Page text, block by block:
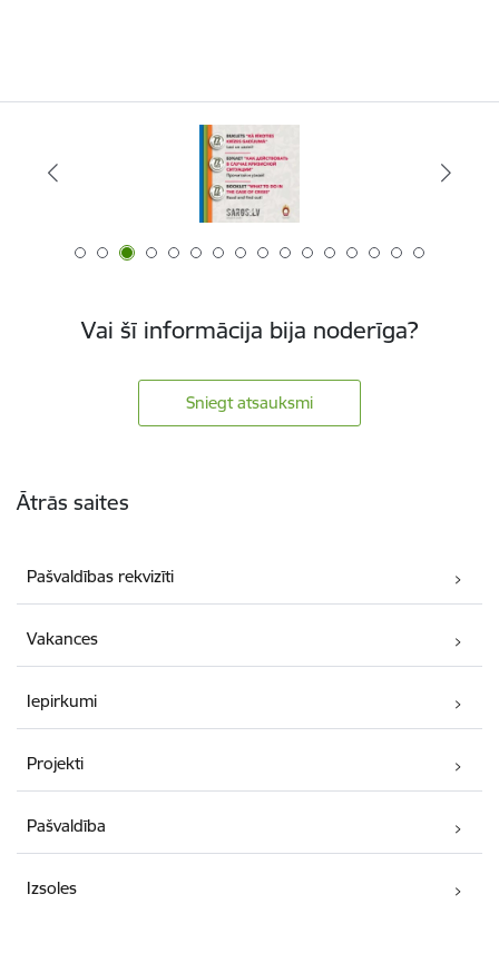
Vai šī informācija bija noderīga?
Sniegt atsauksmi
Ātrās saites
Pašvaldības rekvizīti
Vakances
Iepirkumi
Projekti
Pašvaldība
Izsoles